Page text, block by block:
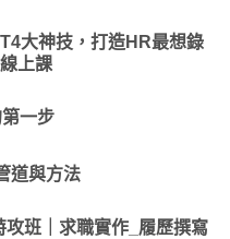
大神技，打造HR最想錄
上課
一步
道與方法
攻班｜求職實作_履歷撰寫